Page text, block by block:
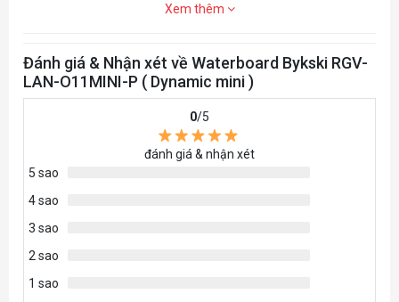
Xem thêm
Đánh giá & Nhận xét về Waterboard Bykski RGV-
LAN-O11MINI-P ( Dynamic mini )
0/5
đánh giá & nhận xét
5 sao
4 sao
3 sao
2 sao
1 sao